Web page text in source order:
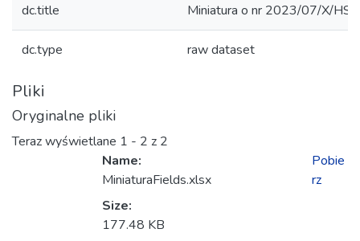
dc.title Miniatura o nr 2023/07/X/
dc.type raw dataset
Pliki
Oryginalne pliki
Teraz wyświetlane 1 - 2 z 2
Name:
MiniaturaFields.xlsx
Size:
177.48 KB
Pobie
rz